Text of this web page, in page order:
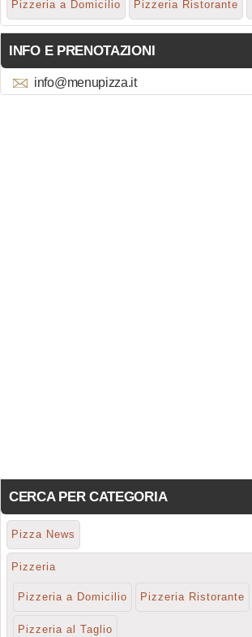
Pizzeria a Domicilio Pizzeria Ristorante
INFO E PRENOTAZIONI
info@menupizza.it
CERCA PER CATEGORIA
Pizza News
Pizzeria
Pizzeria a Domicilio Pizzeria Ristorante
Pizzeria al Taglio